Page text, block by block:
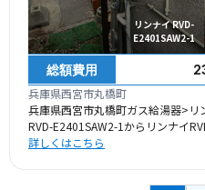
リンナイ RVD-
E2401SAW2-1
総額費用
兵庫県西宮市丸橋町
兵庫県西宮市丸橋町ガス給湯器>リ
RVD-E2401SAW2-1からリンナイ
詳しくはこちら